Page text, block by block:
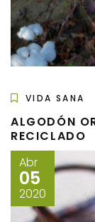
VIDA SANA
ALGODÓN
RECICLADO
Abr
05
2020